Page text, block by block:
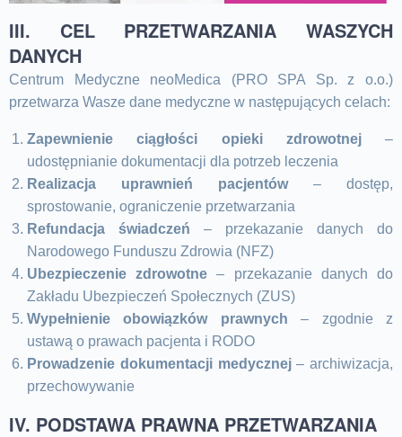
III. CEL PRZETWARZANIA WASZYCH
DANYCH
Centrum Medyczne neoMedica (PRO SPA Sp. z o.o.)
przetwarza Wasze dane medyczne w następujących celach:
Zapewnienie ciągłości opieki zdrowotnej–
udostępnianie dokumentacji dla potrzeb leczenia
Realizacja uprawnień pacjentów– dostęp,
sprostowanie, ograniczenie przetwarzania
Refundacja świadczeń – przekazanie danych do
Narodowego Funduszu Zdrowia (NFZ)
Ubezpieczenie zdrowotne – przekazanie danych do
Zakładu Ubezpieczeń Społecznych (ZUS)
Wypełnienie obowiązków prawnych – zgodnie z
ustawą o prawach pacjenta i RODO
Prowadzenie dokumentacji medycznej– archiwizacja,
przechowywanie
IV. PODSTAWA PRAWNA PRZETWARZANIA